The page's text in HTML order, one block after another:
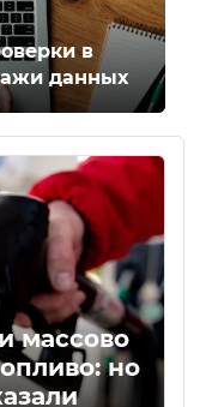
в
данных
массово
но